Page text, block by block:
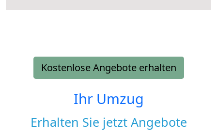
Kostenlose Angebote erhalten
Ihr Umzug
Erhalten Sie jetzt Angebote